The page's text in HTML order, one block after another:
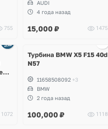
755
AUDI
4 года назад
15,000 ₽ 1475
1072
Турбина BMW X5 F15 40d
N57
11658508092 +3
BMW
2 года назад
100,000 ₽ 1118